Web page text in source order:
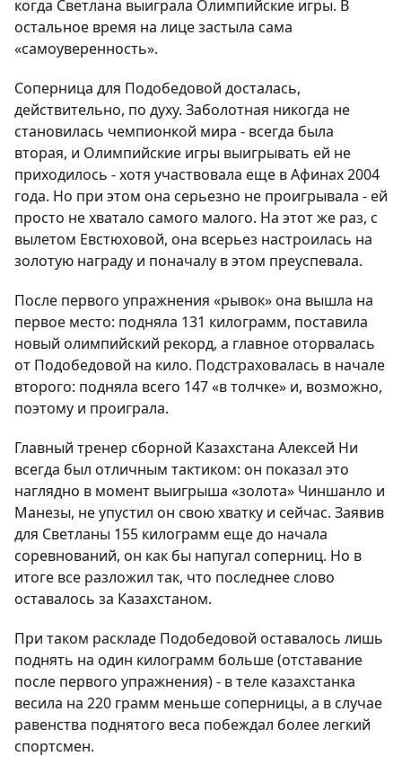
когда Светлана выиграла Олимпийские игры. В
остальное время на лице застыла сама
«самоуверенность».
Соперница для Подобедовой досталась,
действительно, по духу. Заболотная никогда не
становилась чемпионкой мира - всегда была
вторая, и Олимпийские игры выигрывать ей не
приходилось - хотя участвовала еще в Афинах 2004
года. Но при этом она серьезно не проигрывала - ей
просто не хватало самого малого. На этот же раз, с
вылетом Евстюховой, она всерьез настроилась на
золотую награду и поначалу в этом преуспевала.
После первого упражнения «рывок» она вышла на
первое место: подняла 131 килограмм, поставила
новый олимпийский рекорд, а главное оторвалась
от Подобедовой на кило. Подстраховалась в начале
второго: подняла всего 147 «в толчке» и, возможно,
поэтому и проиграла.
Главный тренер сборной Казахстана Алексей Ни
всегда был отличным тактиком: он показал это
наглядно в момент выигрыша «золота» Чиншанло и
Манезы, не упустил он свою хватку и сейчас. Заявив
для Светланы 155 килограмм еще до начала
соревнований, он как бы напугал соперниц. Но в
итоге все разложил так, что последнее слово
оставалось за Казахстаном.
При таком раскладе Подобедовой оставалось лишь
поднять на один килограмм больше (отставание
после первого упражнения) - в теле казахстанка
весила на 220 грамм меньше соперницы, а в случае
равенства поднятого веса побеждал более легкий
спортсмен.